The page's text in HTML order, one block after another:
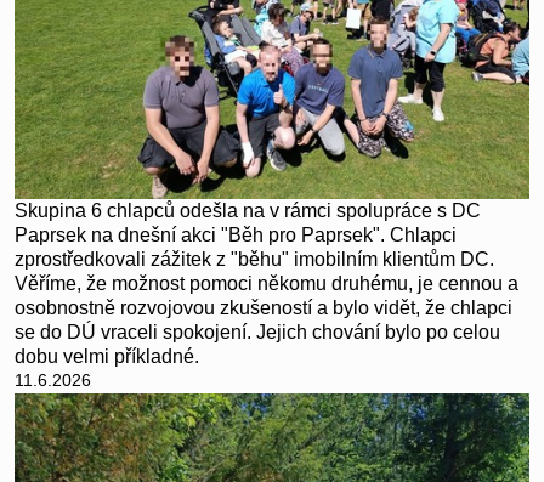
Skupina 6 chlapců odešla na v rámci spolupráce s DC
Paprsek na dnešní akci "Běh pro Paprsek". Chlapci
zprostředkovali zážitek z "běhu" imobilním klientům DC.
Věříme, že možnost pomoci někomu druhému, je cennou a
osobnostně rozvojovou zkušeností a bylo vidět, že chlapci
se do DÚ vraceli spokojení. Jejich chování bylo po celou
dobu velmi příkladné.
11.6.2026